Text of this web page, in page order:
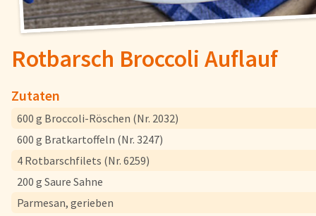
Schnelle Mahlzeiten
Über uns
Qualität
Presse & News
Rezepte
Rotbarsch Broccoli Auflauf
Zutaten
600 g Broccoli-Röschen (Nr. 2032)
600 g Bratkartoffeln (Nr. 3247)
4 Rotbarschfilets (Nr. 6259)
200 g Saure Sahne
Parmesan, gerieben